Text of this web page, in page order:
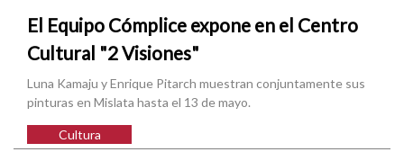
El Equipo Cómplice expone en el Centro
Cultural "2 Visiones"
Luna Kamaju y Enrique Pitarch muestran conjuntamente sus
pinturas en Mislata hasta el 13 de mayo.
Cultura